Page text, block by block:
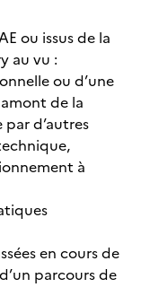
ou issus de la
au vu :
ou d’une
de la
d’autres
à
en cours de
parcours de